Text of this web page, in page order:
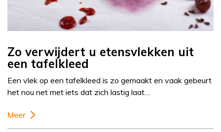
Zo verwijdert u etensvlekken uit
een tafelkleed
Een vlek op een tafelkleed is zo gemaakt en vaak gebeurt
het nou net met iets dat zich lastig laat…
Meer